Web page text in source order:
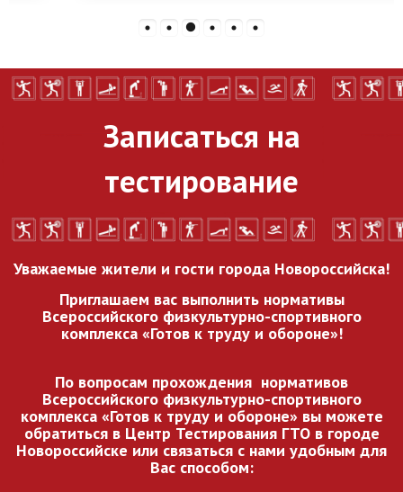
Записаться на
тестирование
Уважаемые жители и гости города Новороссийска!
Приглашаем вас выполнить нормативы
Всероссийского физкультурно-спортивного
комплекса «Готов к труду и обороне»!
По вопросам прохождения нормативов
Всероссийского физкультурно-спортивного
комплекса «Готов к труду и обороне» вы можете
обратиться в Центр Тестирования ГТО в городе
Новороссийске или связаться с нами удобным для
Вас способом: